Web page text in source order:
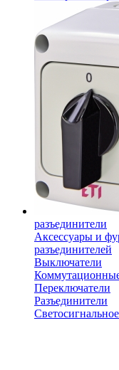
разъединители
Аксессуары и
разъединителей
Выключатели
Переключатели
Разъединители